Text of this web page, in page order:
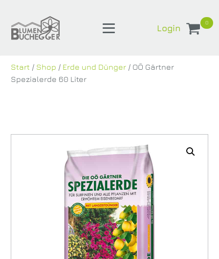
Login
0
Start / Shop / Erde und Dünger / OÖ Gärtner
Spezialerde 60 Liter